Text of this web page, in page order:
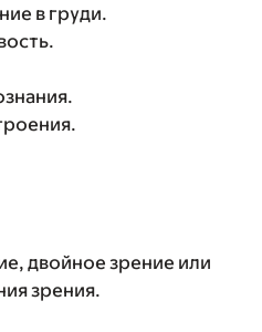
в груди.
двойное зрение или
зрения.